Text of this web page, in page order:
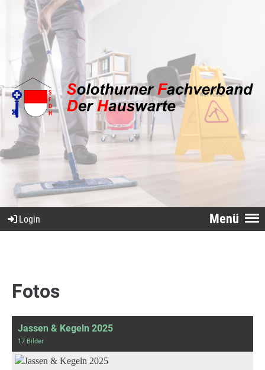
Menü
Login
Fotos
Jassen & Kegeln 2025
17 Bilder